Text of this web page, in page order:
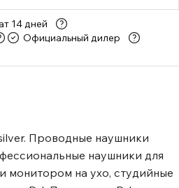
14 дней
Официальный дилер
Проводные наушники
наушники для
монитором на ухо, студийные